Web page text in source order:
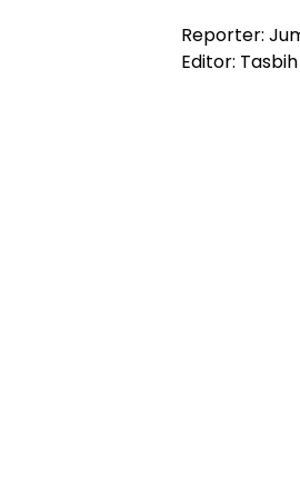
Reporter:
Editor: Tasbih